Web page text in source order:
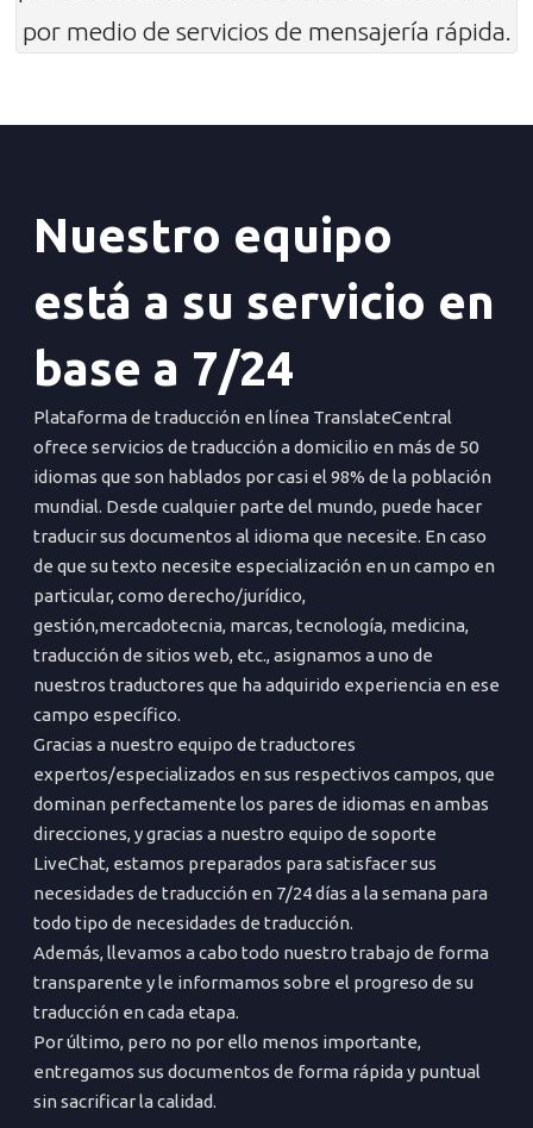
por medio de servicios de mensajería rápida.
Nuestro equipo
está a su servicio en
base a 7/24
Plataforma de traducción en línea TranslateCentral
ofrece servicios de traducción a domicilio en más de 50
idiomas que son hablados por casi el 98% de la población
mundial. Desde cualquier parte del mundo, puede hacer
traducir sus documentos al idioma que necesite. En caso
de que su texto necesite especialización en un campo en
particular, como derecho/jurídico,
gestión,mercadotecnia, marcas, tecnología, medicina,
traducción de sitios web, etc., asignamos a uno de
nuestros traductores que ha adquirido experiencia en ese
campo específico.
Gracias a nuestro equipo de traductores
expertos/especializados en sus respectivos campos, que
dominan perfectamente los pares de idiomas en ambas
direcciones, y gracias a nuestro equipo de soporte
LiveChat, estamos preparados para satisfacer sus
necesidades de traducción en 7/24 días a la semana para
todo tipo de necesidades de traducción.
Además, llevamos a cabo todo nuestro trabajo de forma
transparente y le informamos sobre el progreso de su
traducción en cada etapa.
Por último, pero no por ello menos importante,
entregamos sus documentos de forma rápida y puntual
sin sacrificar la calidad.